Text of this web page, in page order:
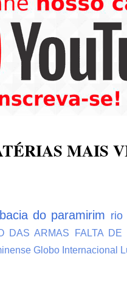
MAIS
do paramirim rio
DAS ARMAS
FALTA DE
Globo Internacional